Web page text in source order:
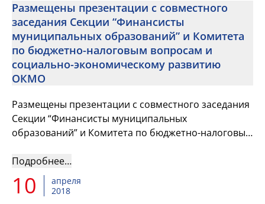
Размещены презентации с совместного
заседания Секции “Финансисты
муниципальных образований” и Комитета
по бюджетно-налоговым вопросам и
социально-экономическому развитию
ОКМО
Размещены презентации с совместного заседания
Секции “Финансисты муниципальных
образований” и Комитета по бюджетно-налоговым
ОКМО
Подробнее…
10
апреля
2018